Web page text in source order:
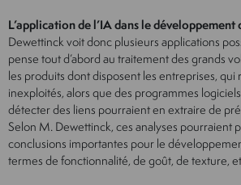
L’application de l’IA dans le
Dewettinck voit donc plusieurs applications
pense tout d’abord au traitement des grands
les produits dont disposent les entreprises, qui
inexploités, alors que des programmes
détecter des liens pourraient en extraire de
Selon M. Dewettinck, ces analyses pourraient
conclusions importantes pour le
termes de fonctionnalité, de goût, de texture,